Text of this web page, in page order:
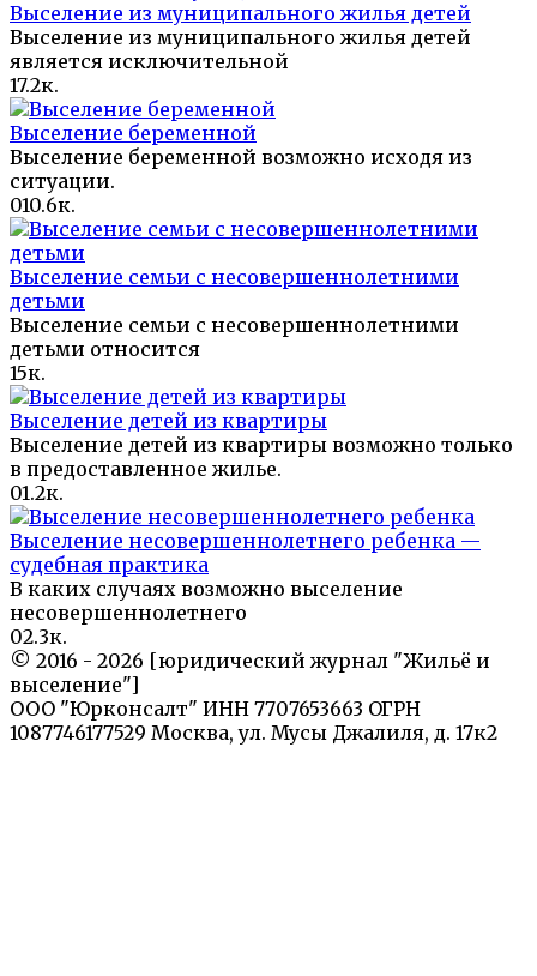
Выселение из муниципального жилья детей
Выселение из муниципального жилья детей
является исключительной
17.2к.
Выселение беременной
Выселение беременной возможно исходя из
ситуации.
010.6к.
Выселение семьи с несовершеннолетними
детьми
Выселение семьи с несовершеннолетними
детьми относится
15к.
Выселение детей из квартиры
Выселение детей из квартиры возможно только
в предоставленное жилье.
01.2к.
Выселение несовершеннолетнего ребенка —
судебная практика
В каких случаях возможно выселение
несовершеннолетнего
02.3к.
© 2016 - 2026 [юридический журнал "Жильё и
выселение"]
ООО "Юрконсалт" ИНН 7707653663 ОГРН
1087746177529 Москва, ул. Мусы Джалиля, д. 17к2